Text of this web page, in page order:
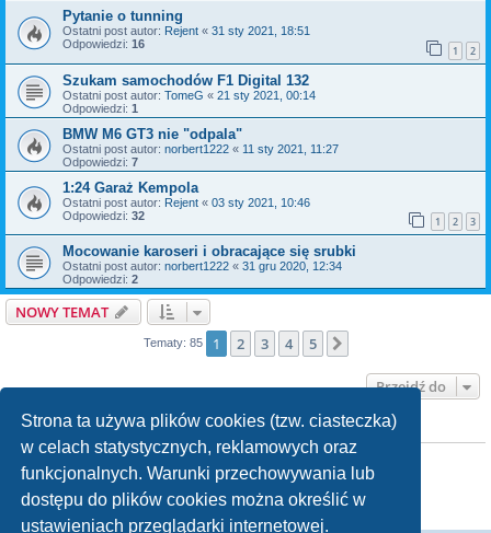
Strona ta używa plików cookies (tzw. ciasteczka)
w celach statystycznych, reklamowych oraz
funkcjonalnych. Warunki przechowywania lub
dostępu do plików cookies można określić w
ustawieniach przeglądarki internetowej.
Pytanie o tunning
Ostatni post autor: Rejent « 31 sty 2021, 18:51
Odpowiedzi: 16 1 2
Szukam samochodów F1 Digital 132
Ostatni post autor: TomeG « 21 sty 2021, 00:14
Odpowiedzi: 1
BMW M6 GT3 nie "odpala"
Ostatni post autor: norbert1222 « 11 sty 2021, 11:27
Odpowiedzi: 7
1:24 Garaż Kempola
Ostatni post autor: Rejent « 03 sty 2021, 10:46
Odpowiedzi: 32 1 2 3
Mocowanie karoseri i obracające się srubki
Ostatni post autor: norbert1222 « 31 gru 2020, 12:34
Odpowiedzi: 2
NOWY TEMAT
Tematy: 85 1 2 3 4 5
Przejdź do
TWOJE UPRAWNIENIA NA TYM FORUM
Nie możesztworzyć nowych tematów
Nie możeszodpowiadać w tematach
Nie możesz
zmieniać swoich postów
Nie możeszusuwać swoich postów
Nie możesz
dodawać załączników